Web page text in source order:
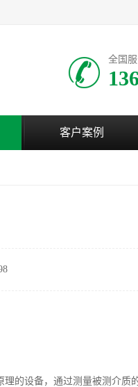
全国
客户案例
的设备，通过测量被测介质